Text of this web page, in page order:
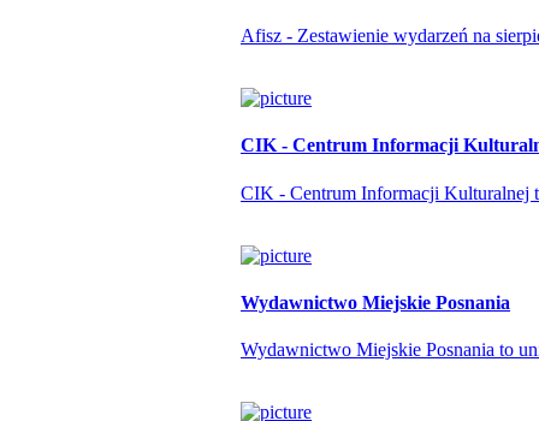
Afisz - Zestawienie wydarzeń na
CIK - Centrum Informacji
CIK - Centrum Informacji Kulturalnej
Wydawnictwo Miejskie Posnania
Wydawnictwo Miejskie Posnania to